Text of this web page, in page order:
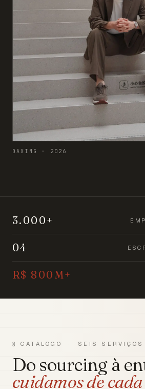
DAXING · 2026
3.000+
04
R$ 800M+
§ CATÁLOGO · SEIS SERVIÇOS
Do sourcing à
cuidamos de